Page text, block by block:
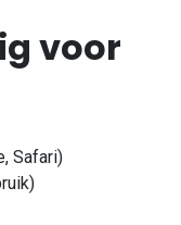
voor
Safari)